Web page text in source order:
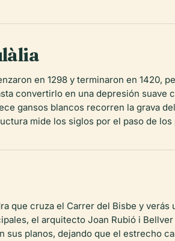
en 1298 y terminaron en 1420,
convertirlo en una depresión
gansos blancos recorren la grava
mide los siglos por el paso de
que cruza el Carrer del Bisbe y
el arquitecto Joan Rubió i
sus planos, dejando que el estrecho